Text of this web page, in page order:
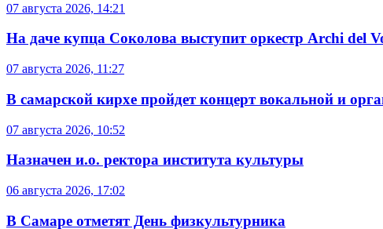
07 августа 2026, 14:21
На даче купца Соколова выступит оркестр Archi del
07 августа 2026, 11:27
В самарской кирхе пройдет концерт вокальной и
07 августа 2026, 10:52
Назначен и.о. ректора института культуры
06 августа 2026, 17:02
В Самаре отметят День физкультурника